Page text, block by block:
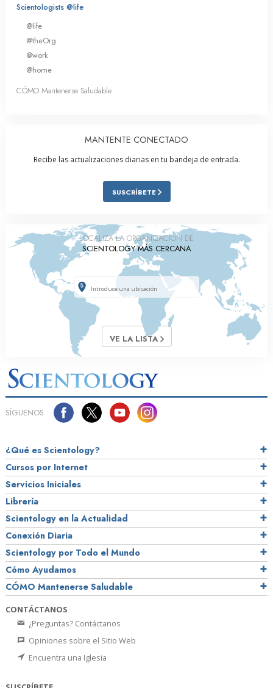
Scientologists @life
@life
@theOrg
@work
@home
CÓMO Mantenerse Saludable
MANTENTE CONECTADO
Recibe las actualizaciones diarias en tu bandeja de entrada.
SUSCRÍBETE
LOCALIZA LA ORGANIZACIÓN DE
SCIENTOLOGY MÁS CERCANA
VE LA LISTA
SÍGUENOS
¿Qué es Scientology?
Cursos por Internet
Servicios Iniciales
Librería
Scientology en la Actualidad
Conexión Diaria
Scientology por Todo el Mundo
Cómo Ayudamos
CÓMO Mantenerse Saludable
CONTÁCTANOS
¿Preguntas? Contáctanos
Opiniones sobre el Sitio Web
Encuentra una Iglesia